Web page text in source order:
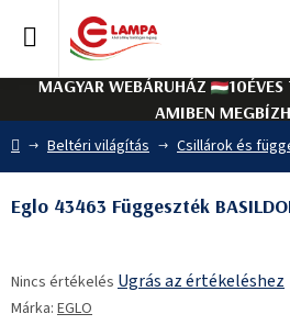
tartalomhoz
MAGYAR WEBÁRUHÁZ
AMIBEN
Kezdőlap
Beltéri világítás Csillárok és
Eglo 43463 Függeszték
termék
átlagos
Nincs értékelés Ugrás az értékeléshez
Márka: EGLO